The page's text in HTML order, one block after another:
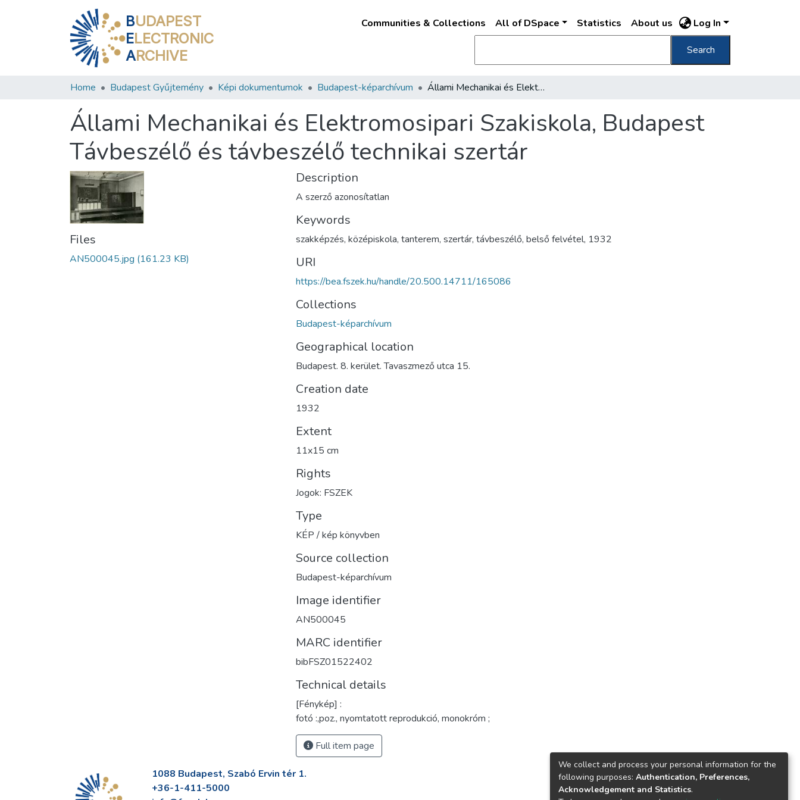
BUDAPEST
ELECTRONIC
ARCHIVE
Communities & Collections All of DSpace Statistics About us Log In
Search
Home Budapest Gyűjtemény Képi dokumentumok Budapest-képarchívum Állami Mechanikai és Elektromosipari Szakiskola, Budapest Távbeszélő és távbeszélő technikai szertár
Állami Mechanikai és Elektromosipari Szakiskola, Budapest
Távbeszélő és távbeszélő technikai szertár
Files
AN500045.jpg (161.23 KB)
Description
A szerző azonosítatlan
Keywords
szakképzés, középiskola, tanterem, szertár, távbeszélő, belső felvétel, 1932
URI
https://bea.fszek.hu/handle/20.500.14711/165086
Collections
Budapest-képarchívum
Geographical location
Budapest. 8. kerület. Tavaszmező utca 15.
Creation date
1932
Extent
11x15 cm
Rights
Jogok: FSZEK
Type
KÉP / kép könyvben
Source collection
Budapest-képarchívum
Image identifier
AN500045
MARC identifier
bibFSZ01522402
Technical details
[Fénykép] :
fotó :,poz., nyomtatott reprodukció, monokróm ;
Full item page
1088 Budapest, Szabó Ervin tér 1.
+36-1-411-5000
We collect and process your personal information for the
following purposes: Authentication, Preferences,
Acknowledgement and Statistics.